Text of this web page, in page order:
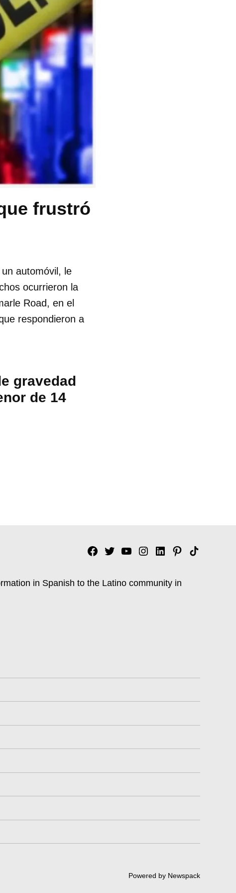
frustró
automóvil, le
ocurrieron la
Road, en el
respondieron a
gravedad
de 14
Facebook
TwitterYouTubeInstagram
Linkedin
Pinterest
Tik
in Spanish to the Latino community in
Powered by Newspack